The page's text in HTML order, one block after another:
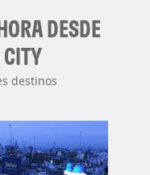
DESDE
destinos